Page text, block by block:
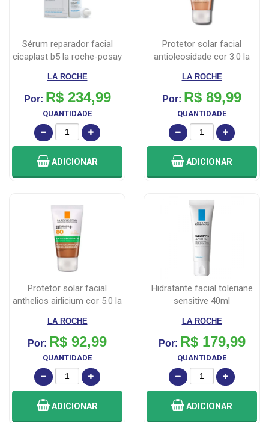
sérum reparador facial
cicaplast b5 la roche-posay
LA ROCHE
Por: R$ 234,99
QUANTIDADE
ADICIONAR
protetor solar facial
antioleosidade cor 3.0 la
LA ROCHE
Por: R$ 89,99
QUANTIDADE
ADICIONAR
protetor solar facial
anthelios airlicium cor 5.0 la
LA ROCHE
Por: R$ 92,99
QUANTIDADE
ADICIONAR
hidratante facial toleriane
sensitive 40ml
LA ROCHE
Por: R$ 179,99
QUANTIDADE
ADICIONAR